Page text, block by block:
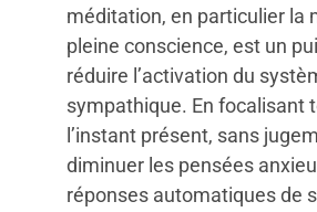
méditation, en particulier la
pleine conscience, est un
réduire l’activation du
sympathique. En focalisant
l’instant présent, sans
diminuer les pensées
réponses automatiques de